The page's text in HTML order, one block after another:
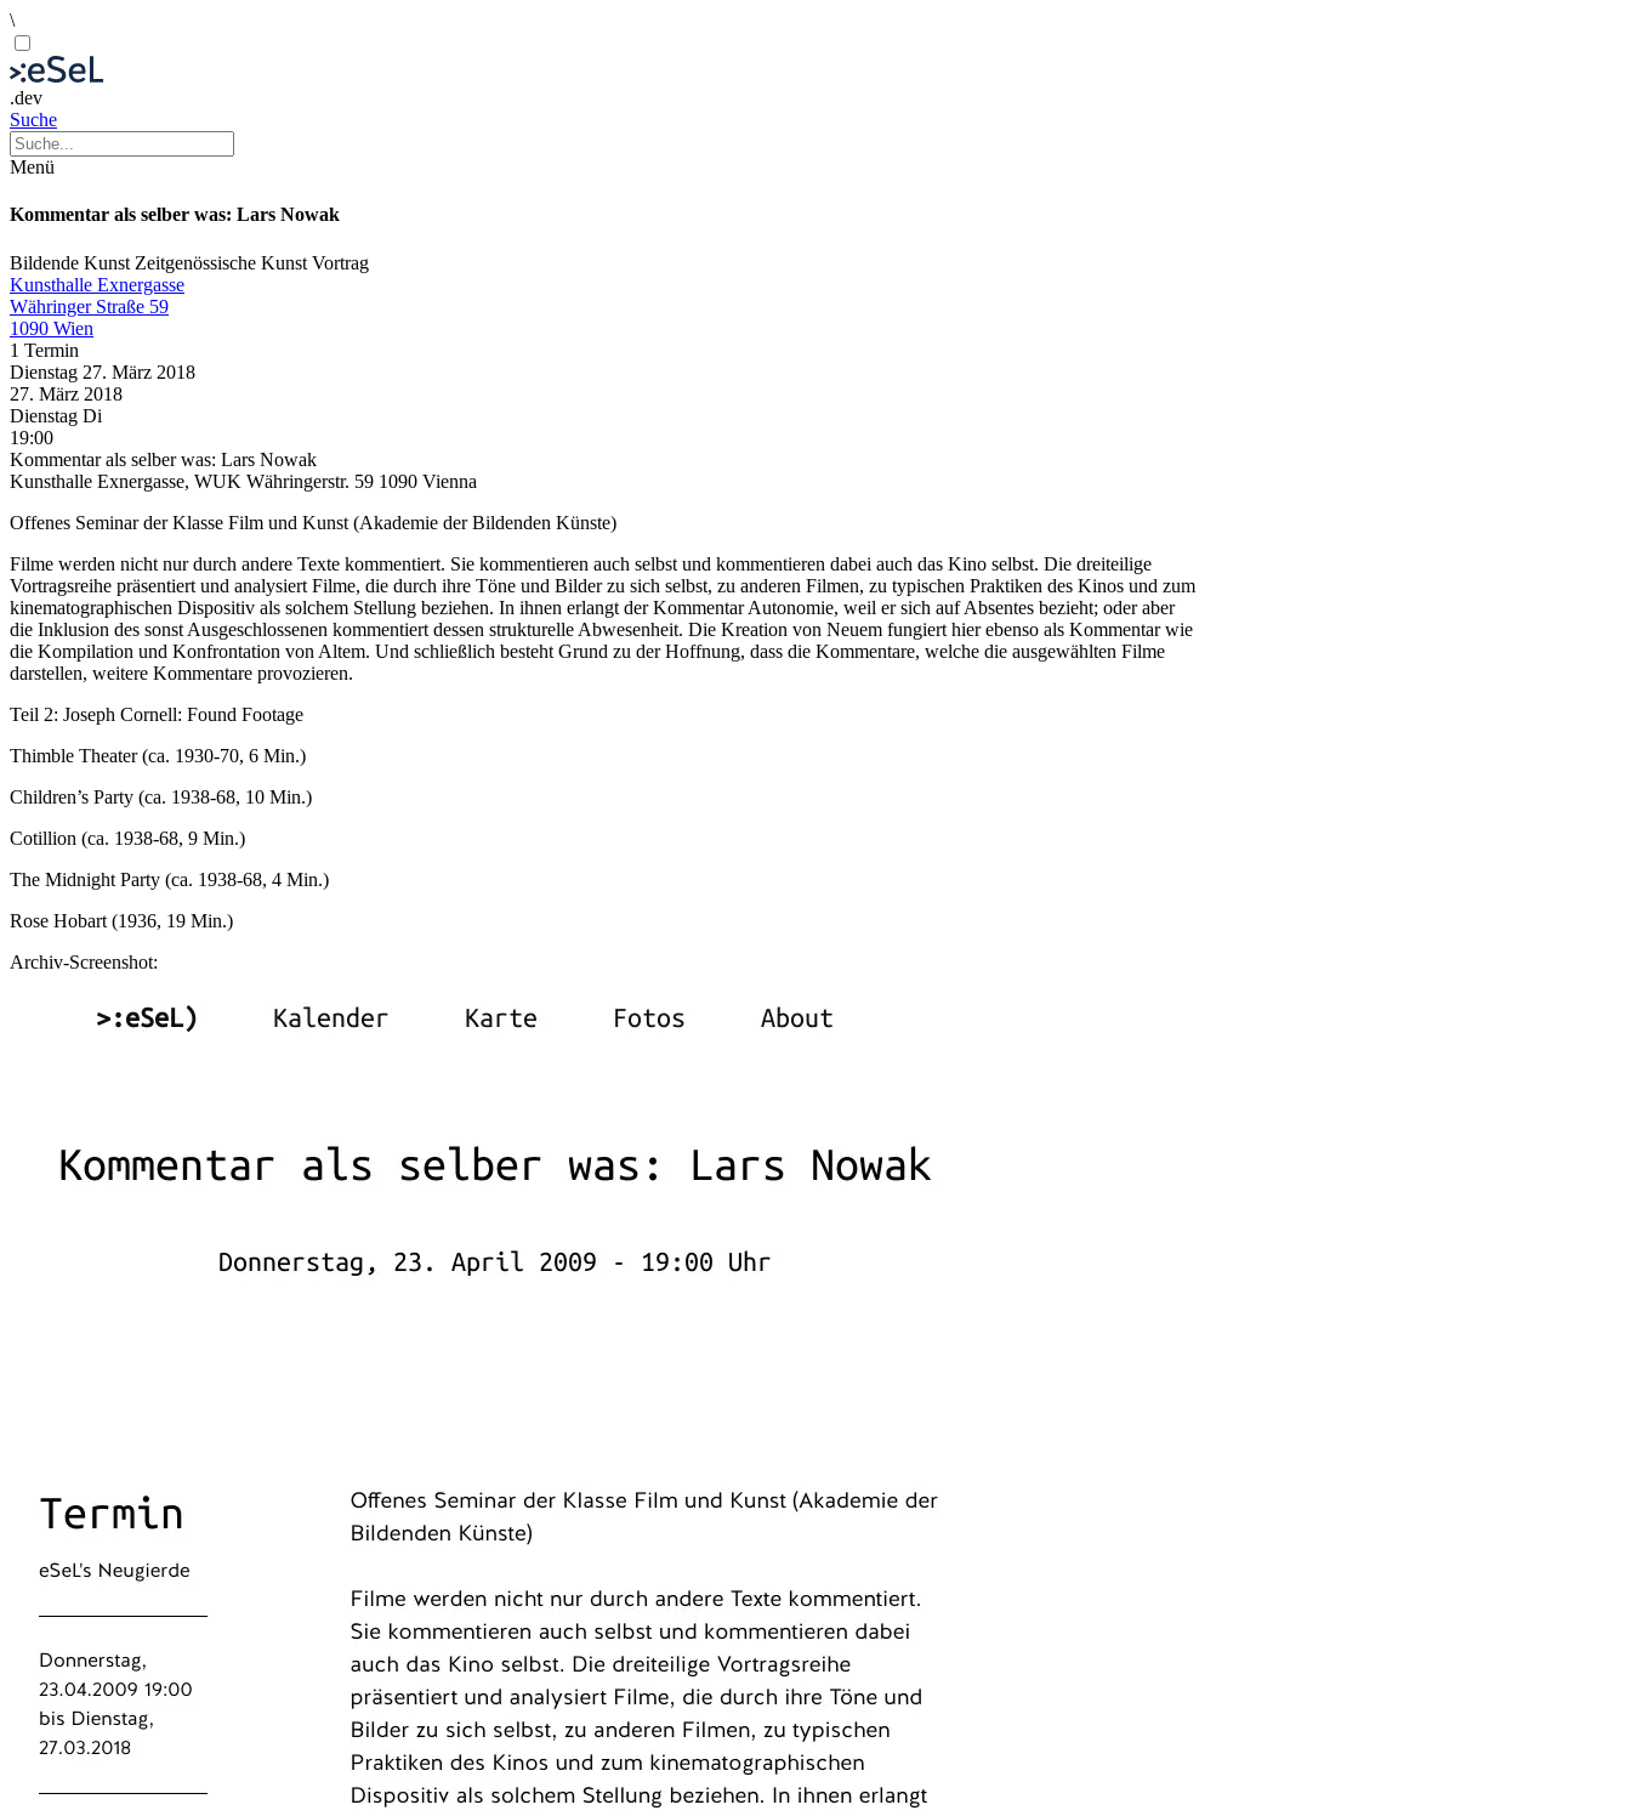
\
.dev
Suche
Menü
Kommentar als selber was: Lars Nowak
Bildende Kunst Zeitgenössische Kunst Vortrag
Kunsthalle Exnergasse
Währinger Straße 59
1090 Wien
1 Termin
Dienstag 27. März 2018
27. März 2018
Dienstag Di
19:00
Kommentar als selber was: Lars Nowak
Kunsthalle Exnergasse, WUK Währingerstr. 59 1090 Vienna
Offenes Seminar der Klasse Film und Kunst (Akademie der Bildenden Künste)
Filme werden nicht nur durch andere Texte kommentiert. Sie kommentieren auch selbst und kommentieren dabei auch das Kino selbst. Die dreiteilige
Vortragsreihe präsentiert und analysiert Filme, die durch ihre Töne und Bilder zu sich selbst, zu anderen Filmen, zu typischen Praktiken des Kinos und zum
kinematographischen Dispositiv als solchem Stellung beziehen. In ihnen erlangt der Kommentar Autonomie, weil er sich auf Absentes bezieht; oder aber
die Inklusion des sonst Ausgeschlossenen kommentiert dessen strukturelle Abwesenheit. Die Kreation von Neuem fungiert hier ebenso als Kommentar wie
die Kompilation und Konfrontation von Altem. Und schließlich besteht Grund zu der Hoffnung, dass die Kommentare, welche die ausgewählten Filme
darstellen, weitere Kommentare provozieren.
Teil 2: Joseph Cornell: Found Footage
Thimble Theater (ca. 1930-70, 6 Min.)
Children’s Party (ca. 1938-68, 10 Min.)
Cotillion (ca. 1938-68, 9 Min.)
The Midnight Party (ca. 1938-68, 4 Min.)
Rose Hobart (1936, 19 Min.)
Archiv-Screenshot: